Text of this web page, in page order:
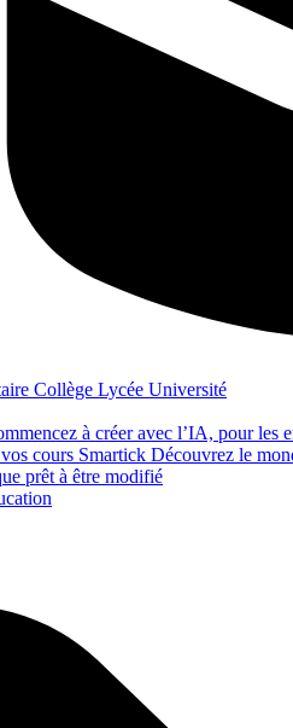
Collège Lycée Université
à créer avec l’IA, pour les
cours Smartick Découvrez le
prêt à être modifié